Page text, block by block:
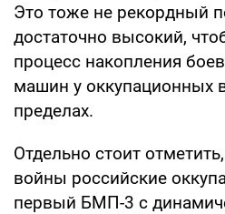
Это тоже не рекордный
достаточно высокий,
процесс накопления
машин у оккупационных
пределах.
Отдельно стоит
войны российские
первый БМП-3 с